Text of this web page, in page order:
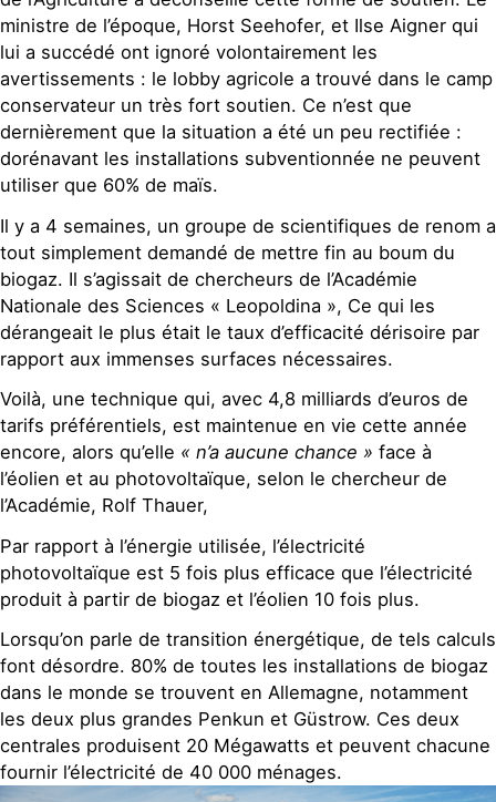
ministre de l’époque, Horst Seehofer, et Ilse Aigner qui
lui a succédé ont ignoré volontairement les
avertissements : le lobby agricole a trouvé dans le camp
conservateur un très fort soutien. Ce n’est que
dernièrement que la situation a été un peu rectifiée :
dorénavant les installations subventionnée ne peuvent
utiliser que 60% de maïs.
Il y a 4 semaines, un groupe de scientifiques de renom a
tout simplement demandé de mettre fin au boum du
biogaz. Il s’agissait de chercheurs de l’Académie
Nationale des Sciences « Leopoldina », Ce qui les
dérangeait le plus était le taux d’efficacité dérisoire par
rapport aux immenses surfaces nécessaires.
Voilà, une technique qui, avec 4,8 milliards d’euros de
tarifs préférentiels, est maintenue en vie cette année
encore, alors qu’elle « n’a aucune chance » face à
l’éolien et au photovoltaïque, selon le chercheur de
l’Académie, Rolf Thauer,
Par rapport à l’énergie utilisée, l’électricité
photovoltaïque est 5 fois plus efficace que l’électricité
produit à partir de biogaz et l’éolien 10 fois plus.
Lorsqu’on parle de transition énergétique, de tels calculs
font désordre. 80% de toutes les installations de biogaz
dans le monde se trouvent en Allemagne, notamment
les deux plus grandes Penkun et Güstrow. Ces deux
centrales produisent 20 Mégawatts et peuvent chacune
fournir l’électricité de 40 000 ménages.